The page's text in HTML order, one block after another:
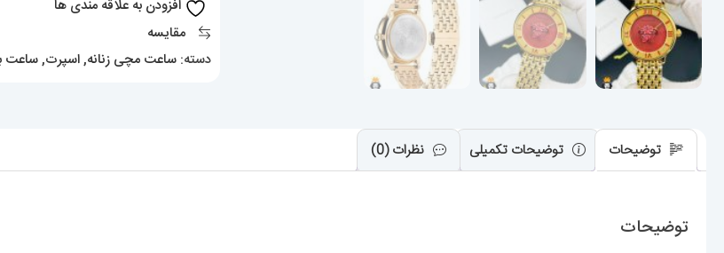
افزودن به علاقه مندی ها
مقایسه
دسته: ساعت مچی زنانه,اسپرت,ساعت
توضیحات توضیحات تکمیلی نظرات (0)
توضیحات